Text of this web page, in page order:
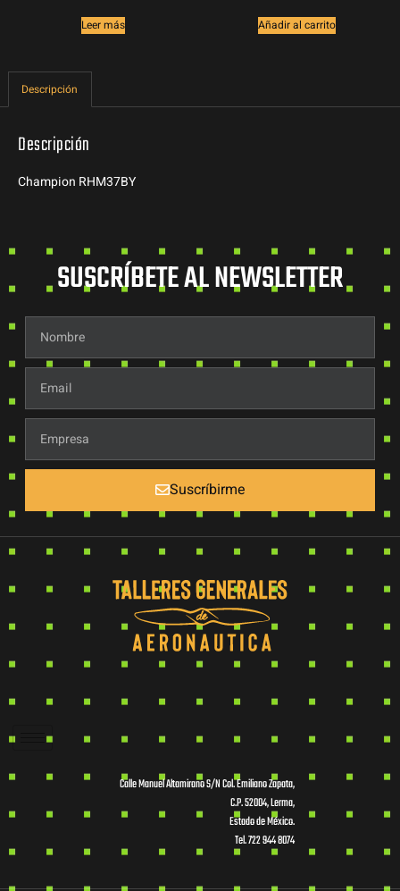
Leer más Añadir al carrito
Descripción
Descripción
Champion RHM37BY
SUSCRÍBETE AL NEWSLETTER
Suscríbirme
Calle Manuel Altamirano S/N Col. Emiliano Zapata,
C.P. 52004, Lerma,
Estado de México.
Tel. 722 944 8074